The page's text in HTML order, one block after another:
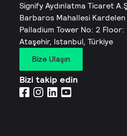
Signify Aydınlatma Ticaret
Barbaros Mahallesi Kardelen
Palladium Tower No: 2 Floor:
Ataşehir, Istanbul, Türkiye
Bize Ulaşın
Bizi takip edin